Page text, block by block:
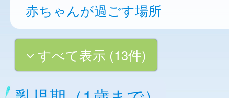
赤ちゃんが過ごす場所
すべて表示 (13件)